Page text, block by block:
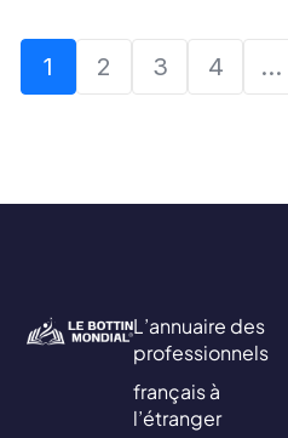
1 2 3 4 …
L’annuaire des
professionnels
français à
l’étranger